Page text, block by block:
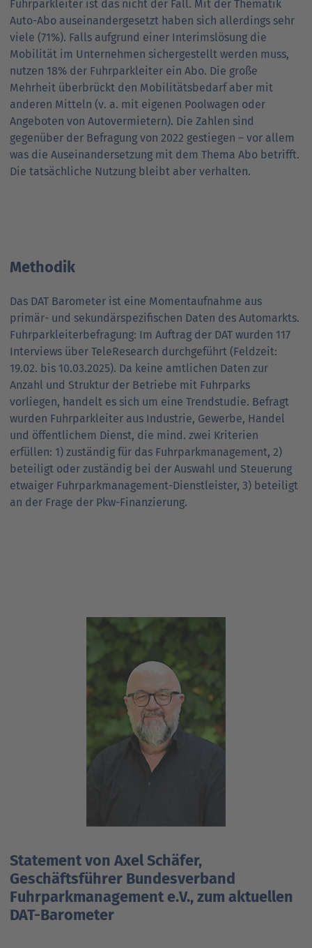
Fuhrparkleiter ist das nicht der Fall. Mit der Thematik
Auto-Abo auseinandergesetzt haben sich allerdings sehr
viele (71%). Falls aufgrund einer Interimslösung die
Mobilität im Unternehmen sichergestellt werden muss,
nutzen 18% der Fuhrparkleiter ein Abo. Die große
Mehrheit überbrückt den Mobilitätsbedarf aber mit
anderen Mitteln (v. a. mit eigenen Poolwagen oder
Angeboten von Autovermietern). Die Zahlen sind
gegenüber der Befragung von 2022 gestiegen – vor allem
was die Auseinandersetzung mit dem Thema Abo betrifft.
Die tatsächliche Nutzung bleibt aber verhalten.
Methodik
Das DAT Barometer ist eine Momentaufnahme aus
primär- und sekundärspezifischen Daten des Automarkts.
Fuhrparkleiterbefragung: Im Auftrag der DAT wurden 117
Interviews über TeleResearch durchgeführt (Feldzeit:
19.02. bis 10.03.2025). Da keine amtlichen Daten zur
Anzahl und Struktur der Betriebe mit Fuhrparks
vorliegen, handelt es sich um eine Trendstudie. Befragt
wurden Fuhrparkleiter aus Industrie, Gewerbe, Handel
und öffentlichem Dienst, die mind. zwei Kriterien
erfüllen: 1) zuständig für das Fuhrparkmanagement, 2)
beteiligt oder zuständig bei der Auswahl und Steuerung
etwaiger Fuhrparkmanagement-Dienstleister, 3) beteiligt
an der Frage der Pkw-Finanzierung.
Statement von Axel Schäfer,
Geschäftsführer Bundesverband
Fuhrparkmanagement e.V., zum aktuellen
DAT-Barometer